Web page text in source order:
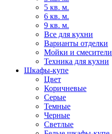
5 кв. м.
6 кв. м.
9 кв. м.
Все для кухни
Варианты отделки
Мойки и смесители
Техника для кухни
Шкафы-купе
Цвет
Коричневые
Серые
Темные
Черные
Светлые